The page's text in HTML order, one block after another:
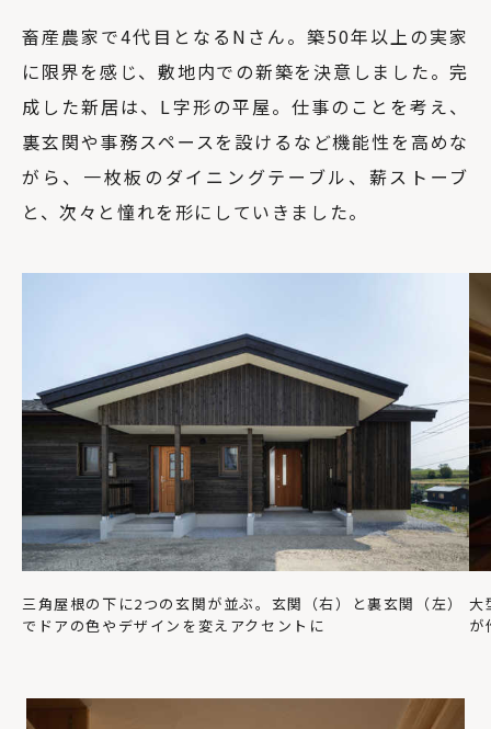
畜産農家で4代目となるNさん。築50年以上の実家
に限界を感じ、敷地内での新築を決意しました。完
成した新居は、L字形の平屋。仕事のことを考え、
裏玄関や事務スペースを設けるなど機能性を高めな
がら、一枚板のダイニングテーブル、薪ストーブ
と、次々と憧れを形にしていきました。
三角屋根の下に2つの玄関が並ぶ。玄関（右）と裏玄関（左）
でドアの色やデザインを変えアクセントに
大
が